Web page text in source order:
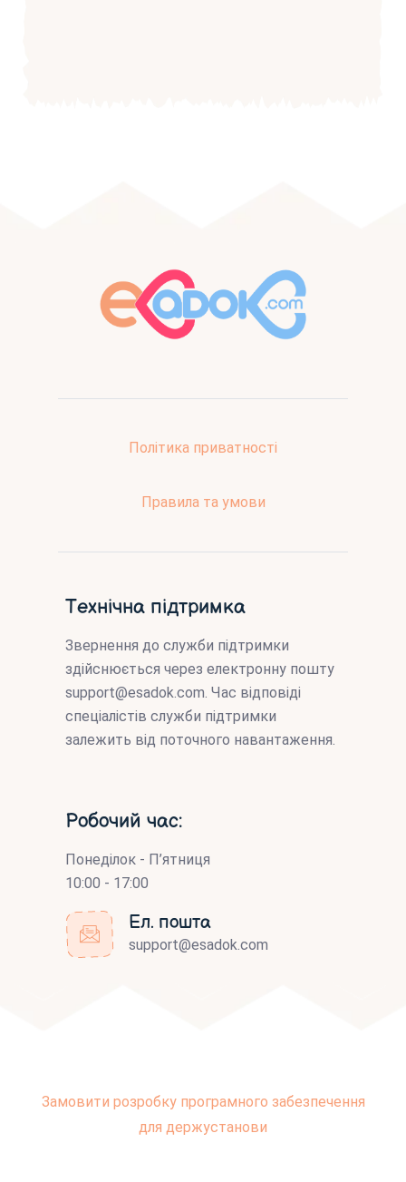
Політика приватності
Правила та умови
Технічна підтримка
Звернення до служби підтримки
здійснюється через електронну пошту
support@esadok.com. Час відповіді
спеціалістів служби підтримки
залежить від поточного навантаження.
Робочий час:
Понеділок - П’ятниця
10:00 - 17:00
Ел. пошта
support@esadok.com
Замовити розробку програмного забезпечення
для держустанови